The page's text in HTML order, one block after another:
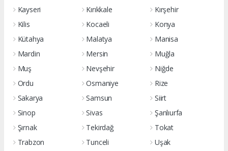
Kayseri
Kırıkkale
Kırşehir
Kilis
Kocaeli
Konya
Kütahya
Malatya
Manisa
Mardin
Mersin
Muğla
Muş
Nevşehir
Niğde
Ordu
Osmaniye
Rize
Sakarya
Samsun
Siirt
Sinop
Sivas
Şanlıurfa
Şırnak
Tekirdağ
Tokat
Trabzon
Tunceli
Uşak